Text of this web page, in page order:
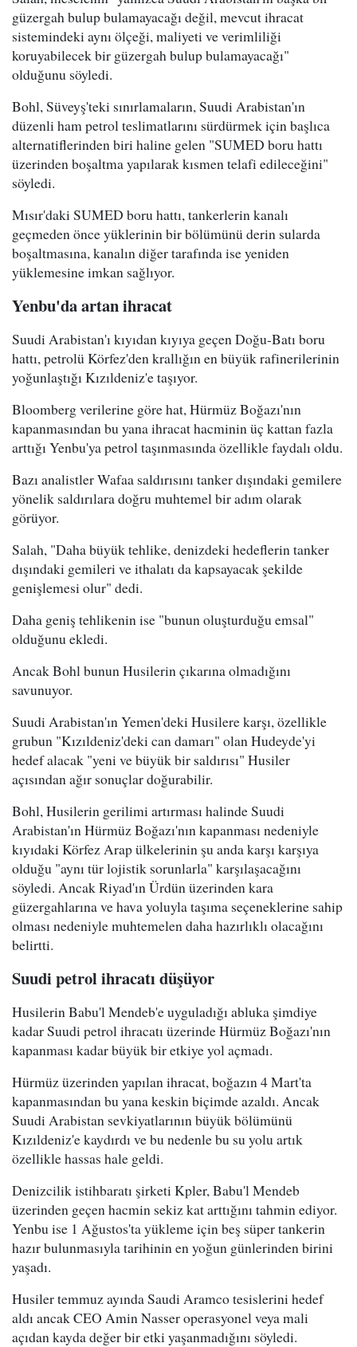
güzergah bulup bulamayacağı değil, mevcut ihracat
sistemindeki aynı ölçeği, maliyeti ve verimliliği
koruyabilecek bir güzergah bulup bulamayacağı"
olduğunu söyledi.
Bohl, Süveyş'teki sınırlamaların, Suudi Arabistan'ın
düzenli ham petrol teslimatlarını sürdürmek için başlıca
alternatiflerinden biri haline gelen "SUMED boru hattı
üzerinden boşaltma yapılarak kısmen telafi edileceğini"
söyledi.
Mısır'daki SUMED boru hattı, tankerlerin kanalı
geçmeden önce yüklerinin bir bölümünü derin sularda
boşaltmasına, kanalın diğer tarafında ise yeniden
yüklemesine imkan sağlıyor.
Yenbu'da artan ihracat
Suudi Arabistan'ı kıyıdan kıyıya geçen Doğu-Batı boru
hattı, petrolü Körfez'den krallığın en büyük rafinerilerinin
yoğunlaştığı Kızıldeniz'e taşıyor.
Bloomberg verilerine göre hat, Hürmüz Boğazı'nın
kapanmasından bu yana ihracat hacminin üç kattan fazla
arttığı Yenbu'ya petrol taşınmasında özellikle faydalı oldu.
Bazı analistler Wafaa saldırısını tanker dışındaki gemilere
yönelik saldırılara doğru muhtemel bir adım olarak
görüyor.
Salah, "Daha büyük tehlike, denizdeki hedeflerin tanker
dışındaki gemileri ve ithalatı da kapsayacak şekilde
genişlemesi olur" dedi.
Daha geniş tehlikenin ise "bunun oluşturduğu emsal"
olduğunu ekledi.
Ancak Bohl bunun Husilerin çıkarına olmadığını
savunuyor.
Suudi Arabistan'ın Yemen'deki Husilere karşı, özellikle
grubun "Kızıldeniz'deki can damarı" olan Hudeyde'yi
hedef alacak "yeni ve büyük bir saldırısı" Husiler
açısından ağır sonuçlar doğurabilir.
Bohl, Husilerin gerilimi artırması halinde Suudi
Arabistan'ın Hürmüz Boğazı'nın kapanması nedeniyle
kıyıdaki Körfez Arap ülkelerinin şu anda karşı karşıya
olduğu "aynı tür lojistik sorunlarla" karşılaşacağını
söyledi. Ancak Riyad'ın Ürdün üzerinden kara
güzergahlarına ve hava yoluyla taşıma seçeneklerine sahip
olması nedeniyle muhtemelen daha hazırlıklı olacağını
belirtti.
Suudi petrol ihracatı düşüyor
Husilerin Babu'l Mendeb'e uyguladığı abluka şimdiye
kadar Suudi petrol ihracatı üzerinde Hürmüz Boğazı'nın
kapanması kadar büyük bir etkiye yol açmadı.
Hürmüz üzerinden yapılan ihracat, boğazın 4 Mart'ta
kapanmasından bu yana keskin biçimde azaldı. Ancak
Suudi Arabistan sevkiyatlarının büyük bölümünü
Kızıldeniz'e kaydırdı ve bu nedenle bu su yolu artık
özellikle hassas hale geldi.
Denizcilik istihbaratı şirketi Kpler, Babu'l Mendeb
üzerinden geçen hacmin sekiz kat arttığını tahmin ediyor.
Yenbu ise 1 Ağustos'ta yükleme için beş süper tankerin
hazır bulunmasıyla tarihinin en yoğun günlerinden birini
yaşadı.
Husiler temmuz ayında Saudi Aramco tesislerini hedef
aldı ancak CEO Amin Nasser operasyonel veya mali
açıdan kayda değer bir etki yaşanmadığını söyledi.